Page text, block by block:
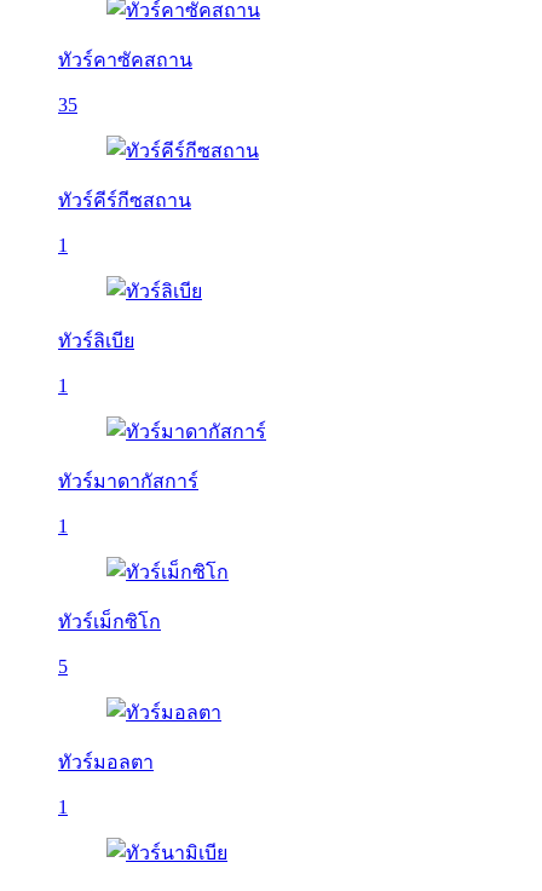
ทัวร์คาซัคสถาน
35
ทัวร์คีร์กีซสถาน
1
ทัวร์ลิเบีย
1
ทัวร์มาดากัสการ์
1
ทัวร์เม็กซิโก
5
ทัวร์มอลตา
1